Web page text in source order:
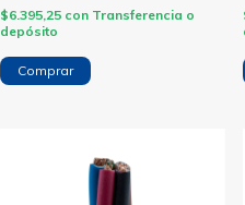
$6.395,25 con Transferencia o
depósito
Comprar